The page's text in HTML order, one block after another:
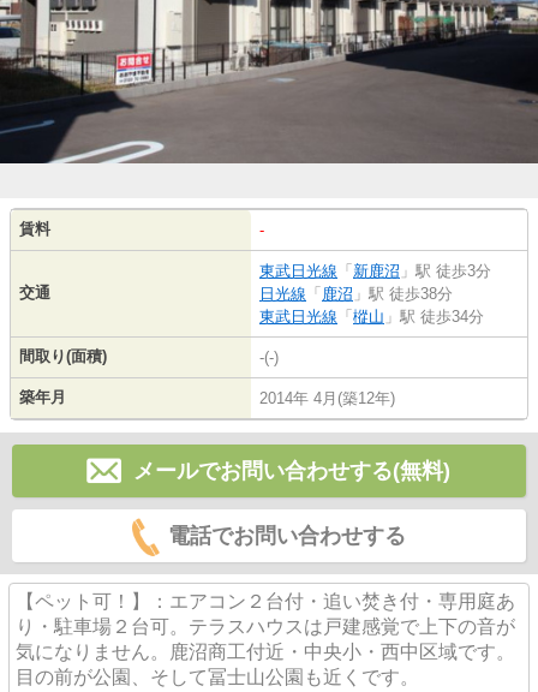
賃料 -
交通
東武日光線 「 新鹿沼 」駅 徒歩3分
日光線 「 鹿沼 」駅 徒歩38分
東武日光線 「 樅山 」駅 徒歩34分
間取り(面積) -(-)
築年月 2014年 4月(築12年)
メールでお問い合わせする(無料)
電話でお問い合わせする
【ペット可！】：エアコン２台付・追い焚き付・専用庭あ
り・駐車場２台可。テラスハウスは戸建感覚で上下の音が
気になりません。鹿沼商工付近・中央小・西中区域です。
目の前が公園、そして冨士山公園も近くです。